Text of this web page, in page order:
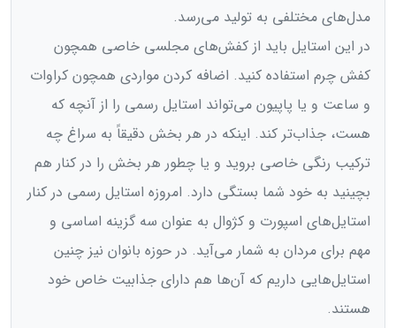
مدل‌های مختلفی به تولید می‌رسد.
در این استایل باید از کفش‌های مجلسی خاصی همچون
کفش چرم استفاده کنید. اضافه کردن مواردی همچون کراوات
و ساعت و یا پاپیون می‌تواند استایل رسمی را از آنچه که
هست، جذاب‌تر کند. اینکه در هر بخش دقیقاً به سراغ چه
ترکیب رنگی خاصی بروید و یا چطور هر بخش را در کنار هم
بچینید به خود شما بستگی دارد. امروزه استایل رسمی در کنار
استایل‌های اسپورت و کژوال به عنوان سه گزینه اساسی و
مهم برای مردان به شمار می‌آيد. در حوزه بانوان نیز چنین
استایل‌هایی داریم که آن‌ها هم دارای جذابیت خاص خود
هستند.